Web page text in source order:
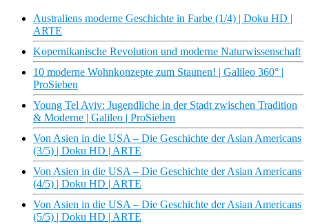
Australiens moderne Geschichte in Farbe (1/4) | Doku HD |
ARTE
Kopernikanische Revolution und moderne Naturwissenschaft
10 moderne Wohnkonzepte zum Staunen! | Galileo 360° |
ProSieben
Young Tel Aviv: Jugendliche in der Stadt zwischen Tradition
& Moderne | Galileo | ProSieben
Von Asien in die USA – Die Geschichte der Asian Americans
(3/5) | Doku HD | ARTE
Von Asien in die USA – Die Geschichte der Asian Americans
(4/5) | Doku HD | ARTE
Von Asien in die USA – Die Geschichte der Asian Americans
(5/5) | Doku HD | ARTE